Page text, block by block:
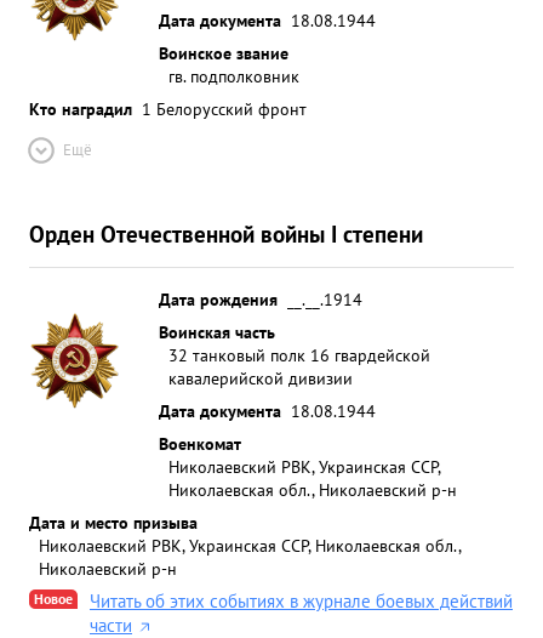
Дата документа 18.08.1944
Воинское звание
гв. подполковник
Кто наградил 1 Белорусский фронт
Ещё
Орден Отечественной войны I степени
Дата рождения
__.__.1914
Воинская часть
32 танковый полк 16 гвардейской
кавалерийской дивизии
Дата документа 18.08.1944
Военкомат
Николаевский РВК, Украинская ССР,
Николаевская обл., Николаевский р-н
Дата и место призыва
Николаевский РВК, Украинская ССР, Николаевская обл.,
Николаевский р-н
Новое
Читать об этих событиях в журнале боевых действий
части